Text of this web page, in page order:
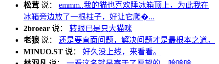
松茸 说： emmm..我的猫也喜欢睡冰箱顶上，为此我在
冰箱旁边放了一根柱子，好让它爬�...
2broear 说： 转眼已是只大猫咪
老狼 说： 还是要直面问题，解决问题才是最根本之道。
MINUO.ST 说： 好久没上线，来看看。